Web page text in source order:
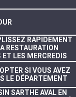
RAPIDEMENT
RESTAURATION
LES MERCREDIS
SI VOUS AVEZ
LE DÉPARTEMENT
SARTHE AVAL EN